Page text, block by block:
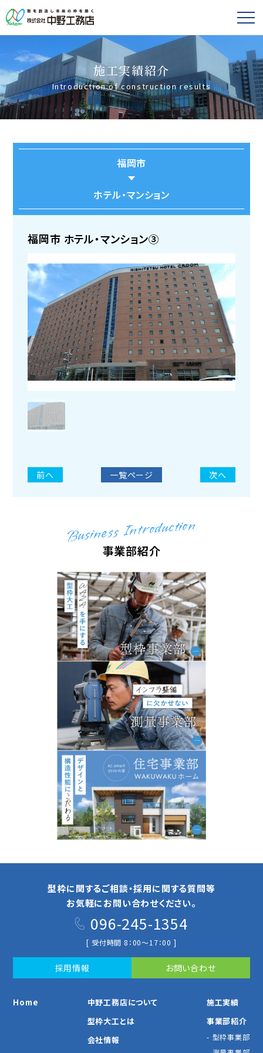
施工実績紹介
Introduction of construction results
福岡市
ホテル・マンション
福岡市 ホテル・マンション③
前へ 一覧ページ 次へ
Business Introduction
事業部紹介
型枠に関するご相談・採用に関する質問等
お気軽にお問い合わせください。
096-245-1354
[ 受付時間 8：00～17：00 ]
採⽤情報 お問い合わせ
Home
中野⼯務店について
型枠⼤⼯とは
会社情報
施⼯実績
事業部紹介
型枠事業部